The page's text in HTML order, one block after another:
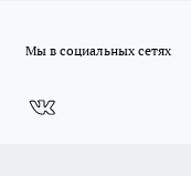
Мы в социальных сетях